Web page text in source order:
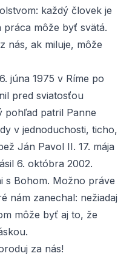
každý človek je
práca môže byť svätá.
nás, ak miluje, môže
júna 1975 v Ríme po
pred sviatosťou
pohľad patril Panne
v jednoduchosti, ticho,
Ján Pavol II. 17. mája
6. októbra 2002.
s Bohom. Možno práve
nám zanechal: nežiadaj
môže byť aj to, že
za nás!